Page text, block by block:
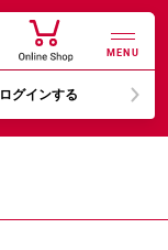
MENU
ログインする